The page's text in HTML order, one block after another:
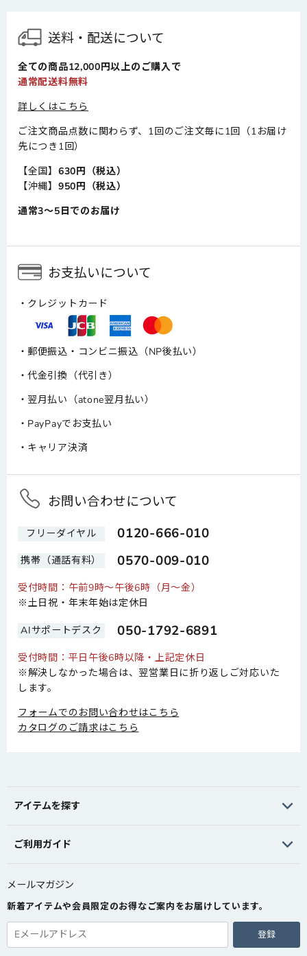
送料・配送について
全ての商品12,000円以上のご購入で
通常配送料無料
詳しくはこちら
ご注文商品点数に関わらず、1回のご注文毎に1回（1お届け
先につき1回）
【全国】 630円（税込）
【沖縄】 950円（税込）
通常3～5日でのお届け
お支払いについて
クレジットカード
郵便振込・コンビニ振込（NP後払い）
代金引換（代引き）
翌月払い（atone翌月払い）
PayPayでお支払い
キャリア決済
お問い合わせについて
フリーダイヤル 0120-666-010
携帯（通話有料） 0570-009-010
受付時間：午前9時～午後6時（月～金）
※土日祝・年末年始は定休日
AIサポートデスク 050-1792-6891
受付時間：平日午後6時以降・上記定休日
※解決しなかった場合は、翌営業日に折り返しご対応いた
します。
フォームでのお問い合わせはこちら
カタログのご請求はこちら
アイテムを探す
ご利用ガイド
メールマガジン
新着アイテムや会員限定のお得なご案内をお届けしています。
登録